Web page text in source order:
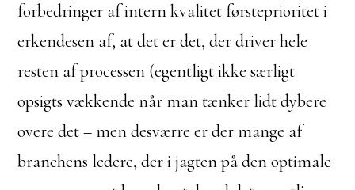
forbedringer af intern kvalitet førsteprioritet i
erkendesen af, at det er det, der driver hele
resten af processen (egentligt ikke særligt
opsigts vækkende når man tænker lidt dybere
overe det – men desværre er der mange af
branchens ledere, der i jagten på den optimale